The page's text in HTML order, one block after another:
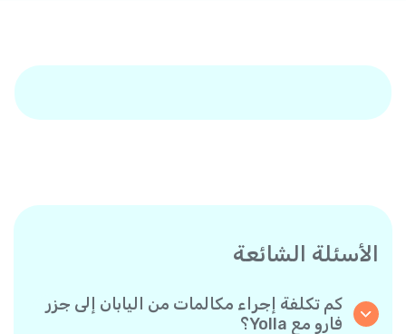
الأسئلة الشائعة
كم تكلفة إجراء مكالمات من اليابان إلى جزر
فارو مع Yolla؟